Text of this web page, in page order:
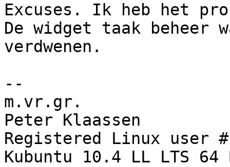
Excuses. Ik heb het
De widget taak beheer
verdwenen.
--
m.vr.gr.
Peter Klaassen
Registered Linux user #
Kubuntu 10.4 LL LTS